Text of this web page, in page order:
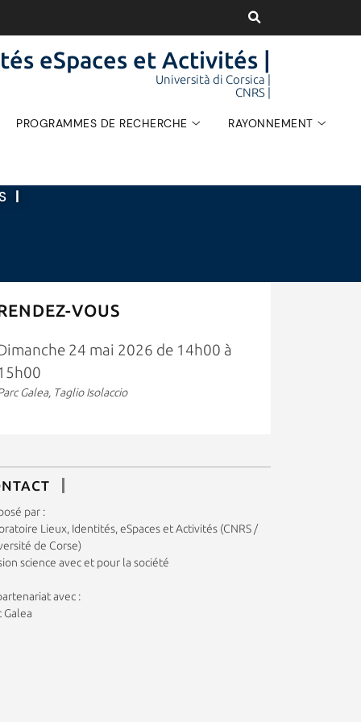
eSpaces et Activités |
Università di Corsica |
CNRS |
PROGRAMMES DE RECHERCHE RAYONNEMENT
|
VOUS
24 mai 2026 de 14h00 à
Galea, Taglio Isolaccio
par :
Lieux, Identités, eSpaces et Activités (CNRS /
de Corse)
science avec et pour la société
avec :
Galea